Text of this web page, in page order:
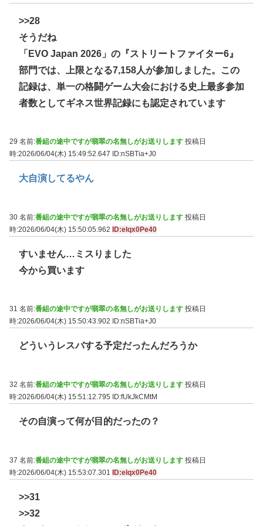
>>28
そうだね
「EVO Japan 2026」の『ストリートファイター6』
部門では、上限となる7,158人が参加しました。この
記録は、単一の格闘ゲーム大会における史上最多参加
者数としてギネス世界記録にも認定されています
29 名前:番組の途中ですが翡翠の名無しがお送りします 投稿日
時:2026/06/04(木) 15:49:52.647
ID:nSBTia+J0
大自演してるやん
30 名前:番組の途中ですが翡翠の名無しがお送りします 投稿日
時:2026/06/04(木) 15:50:05.962 ID:elqx0Pe40
すいません…ミスりました
今から買います
31 名前:番組の途中ですが翡翠の名無しがお送りします 投稿日
時:2026/06/04(木) 15:50:43.902
ID:nSBTia+J0
どういうレスバする予定だったんだろうか
32 名前:番組の途中ですが翡翠の名無しがお送りします 投稿日
時:2026/06/04(木) 15:51:12.795
ID:fUkJkCMtM
その自演って何が目的だったの？
37 名前:番組の途中ですが翡翠の名無しがお送りします 投稿日
時:2026/06/04(木) 15:53:07.301 ID:elqx0Pe40
>>31
>>32